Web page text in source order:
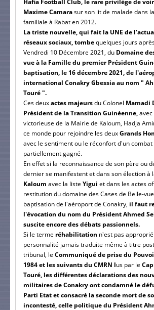
Hafia Football Club, le rare privilège de
Maxime Camarasur son lit de malade dans
familiale à Rabat en 2012.
La triste nouvelle, qui fait la UNE de
réseaux sociaux, tombequelques jours
Vendredi 10 Décembre 2021, du Domaine
vue à la Famille du premier Président
baptisation, le 16 décembre 2021, de
international Conakry Gbessia au nom "
Touré ".
Ces deuxactes majeursdu Colonel Mamadi
Président de la Transition Guinéenne,
victorieuse de la Mairie de Kaloum, Hadja
ce monde pour rejoindre les deuxGrands
avec le sentiment ou le réconfort d'un
partiellement gagné.
En effet si la reconnaissance de son père ou
dernier se manifestent et dans son élection à
Kaloum avec la liste Yigui et dans les actes
restitution du domaine des Cases de Belle-
baptisation de l'aéroport de Conakry, il faut
l'évocation du nom du Président Ahmed
suscite encore des débats passionnels.
Si le terme réhabilitation n'est pas
personnalité jamais traduite même à titre
tribunal, le Communiqué de prise du
1984 et les suivants du CMRN lus par le
Touré, les différentes déclarations des
militaires de Conakry ont condamné le
Parti Etat et consacré la seconde mort de
incontesté, celle politique du Président